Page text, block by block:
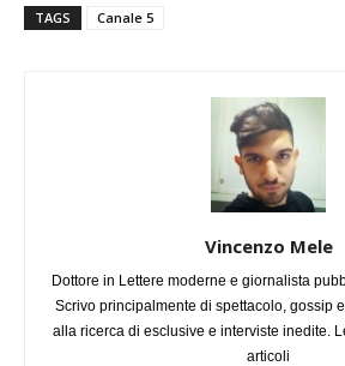
TAGS Canale 5
Vincenzo Mele
Dottore in Lettere moderne e giornalista
Scrivo principalmente di spettacolo, gossip
alla ricerca di esclusive e interviste inedite.
articoli